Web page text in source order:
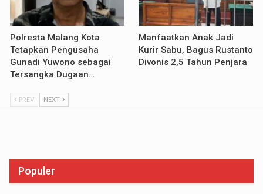
Polresta Malang Kota
Tetapkan Pengusaha
Gunadi Yuwono sebagai
Tersangka Dugaan…
Manfaatkan Anak Jadi
Kurir Sabu, Bagus Rustanto
Divonis 2,5 Tahun Penjara
PREV NEXT
Populer